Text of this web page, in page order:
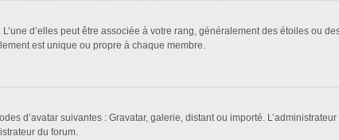
d’elles peut être associée à votre rang, généralement des étoiles ou
est unique ou propre à chaque membre.
d’avatar suivantes : Gravatar, galerie, distant ou importé.
du forum.